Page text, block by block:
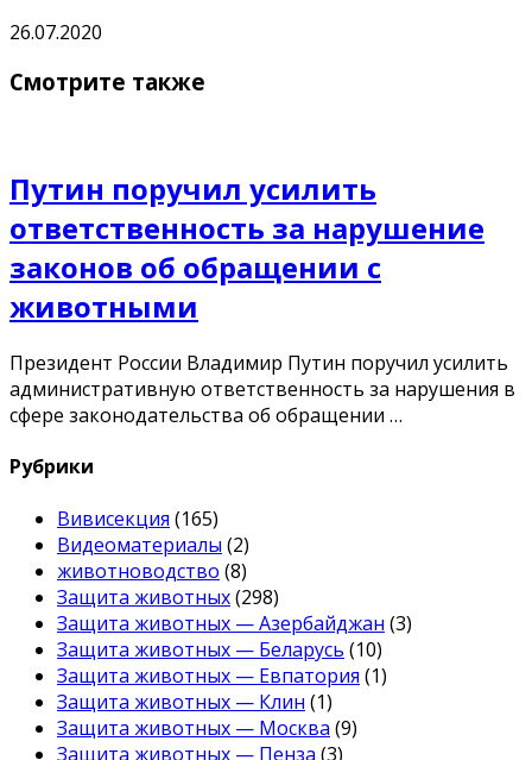
26.07.2020
Смотрите также
Путин поручил усилить
ответственность за нарушение
законов об обращении с
животными
Президент России Владимир Путин поручил усилить
административную ответственность за нарушения в
сфере законодательства об обращении …
Рубрики
Вивисекция (165)
Видеоматериалы (2)
животноводство (8)
Защита животных(298)
Защита животных — Азербайджан (3)
Защита животных — Беларусь (10)
Защита животных — Евпатория (1)
Защита животных — Клин (1)
Защита животных — Москва (9)
Защита животных — Пенза (3)